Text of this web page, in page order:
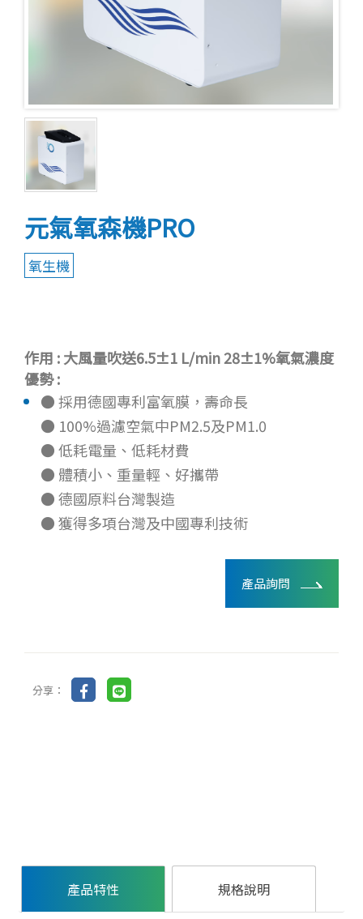
元氣氧森機PRO
氧生機
作用 : 大風量吹送6.5±1 L/min 28±1%氧氣濃度
優勢 :
● 採用德國專利富氧膜，壽命長
● 100%過濾空氣中PM2.5及PM1.0
● 低耗電量、低耗材費
● 體積小、重量輕、好攜帶
● 德國原料台灣製造
● 獲得多項台灣及中國專利技術
產品詢問
分享：
產品特性 規格說明